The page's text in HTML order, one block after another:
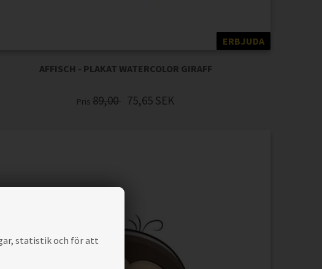
statistik och för att
ERBJUDA
AFFISCH - PLAKAT WATERCOLOR GIRAFF
Pris89,00 75,65 SEK